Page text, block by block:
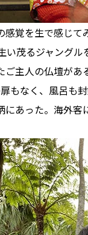
覚を生で感じ
茂るジャング
主人の仏壇が
もなく、風呂も
あった。海外客